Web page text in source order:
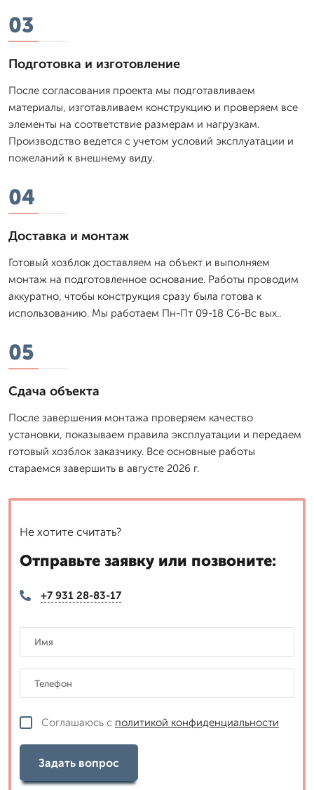
03
Подготовка и изготовление
После согласования проекта мы подготавливаем
материалы, изготавливаем конструкцию и проверяем все
элементы на соответствие размерам и нагрузкам.
Производство ведется с учетом условий эксплуатации и
пожеланий к внешнему виду.
04
Доставка и монтаж
Готовый хозблок доставляем на объект и выполняем
монтаж на подготовленное основание. Работы проводим
аккуратно, чтобы конструкция сразу была готова к
использованию. Мы работаем Пн-Пт 09-18 Сб-Вс вых..
05
Сдача объекта
После завершения монтажа проверяем качество
установки, показываем правила эксплуатации и передаем
готовый хозблок заказчику. Все основные работы
стараемся завершить в августе 2026 г.
Не хотите считать?
Отправьте заявку или позвоните:
+7 931 28-83-17
Соглашаюсь с политикой конфиденциальности
Задать вопрос